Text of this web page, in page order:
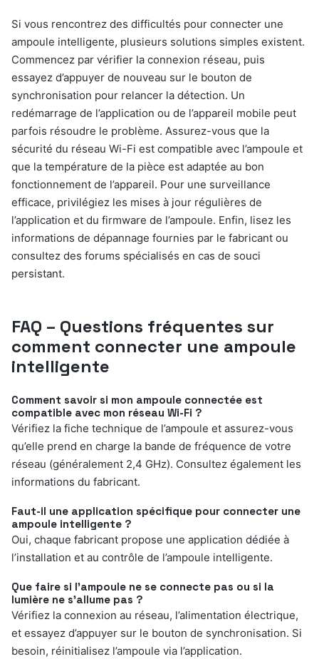
Si vous rencontrez des difficultés pour connecter une
ampoule intelligente, plusieurs solutions simples existent.
Commencez par vérifier la connexion réseau, puis
essayez d’appuyer de nouveau sur le bouton de
synchronisation pour relancer la détection. Un
redémarrage de l’application ou de l’appareil mobile peut
parfois résoudre le problème. Assurez-vous que la
sécurité du réseau Wi-Fi est compatible avec l’ampoule et
que la température de la pièce est adaptée au bon
fonctionnement de l’appareil. Pour une surveillance
efficace, privilégiez les mises à jour régulières de
l’application et du firmware de l’ampoule. Enfin, lisez les
informations de dépannage fournies par le fabricant ou
consultez des forums spécialisés en cas de souci
persistant.
FAQ – Questions fréquentes sur
comment connecter une ampoule
intelligente
Comment savoir si mon ampoule connectée est
compatible avec mon réseau Wi-Fi ?
Vérifiez la fiche technique de l’ampoule et assurez-vous
qu’elle prend en charge la bande de fréquence de votre
réseau (généralement 2,4 GHz). Consultez également les
informations du fabricant.
Faut-il une application spécifique pour connecter une
ampoule intelligente ?
Oui, chaque fabricant propose une application dédiée à
l’installation et au contrôle de l’ampoule intelligente.
Que faire si l’ampoule ne se connecte pas ou si la
lumière ne s’allume pas ?
Vérifiez la connexion au réseau, l’alimentation électrique,
et essayez d’appuyer sur le bouton de synchronisation. Si
besoin, réinitialisez l’ampoule via l’application.